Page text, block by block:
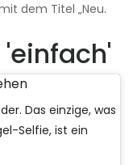
dem Titel „Neu.
Das einzige, was
Selfie, ist ein